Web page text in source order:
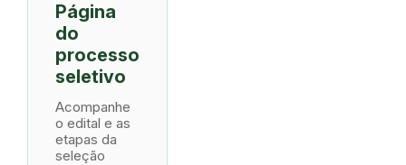
Página
do
processo
seletivo
Acompanhe
o edital e as
etapas da
seleção